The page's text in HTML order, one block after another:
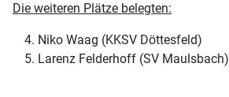
Die weiteren Plätze belegten:
Niko Waag (KKSV Döttesfeld)
Larenz Felderhoff (SV Maulsbach)